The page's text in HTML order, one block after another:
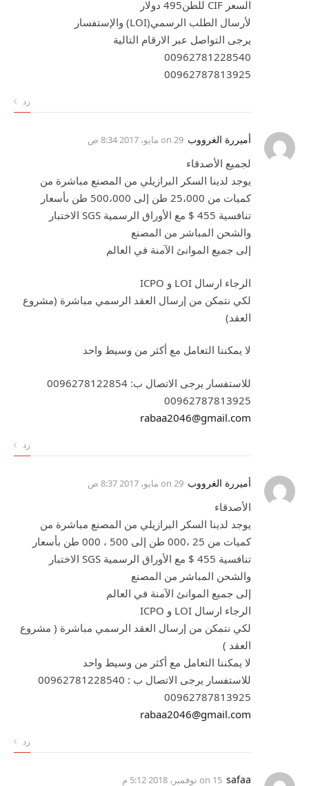
السعر CIF للطن495 دولار
لأرسال الطلب الرسمي(LOI) والإستفسار
يرجى التواصل عبر الارقام التالية
00962781228540
00962787813925
رد
أميررة الغرووب 29 مايو، 2017 8:34 ص
لجميع الأصدقاء
يوجد لدينا السكر البرازيلي من المصنع مباشرة من
كميات من 25،000 طن إلى 500،000 طن بأسعار
تنافسية 455 $ مع الأوراق الرسمية SGS الاختبار
والشحن المباشر من المصنع
إلى جميع الموانئ الآمنة في العالم
الرجاء ارسال LOI و ICPO
لكي نتمكن من إرسال العقد الرسمي مباشرة (مشروع
العقد)
لا يمكننا التعامل مع أكثر من وسيط واحد
للاستفسار يرجى الاتصال ب: 0096278122854
00962787813925
rabaa2046@gmail.com
رد
أميررة الغرووب 29 مايو، 2017 8:37 ص
ﺍﻷﺻﺪﻗﺎﺀ
ﻳﻮﺟﺪ ﻟﺪﻳﻨﺎ ﺍﻟﺴﻜﺮ ﺍﻟﺒﺮﺍﺯﻳﻠﻲ ﻣﻦ ﺍﻟﻤﺼﻨﻊ ﻣﺒﺎﺷﺮﺓ ﻣﻦ
ﻛﻤﻴﺎﺕ ﻣﻦ 25 ،000 ﻃﻦ ﺇﻟﻰ 500 ، 000 ﻃﻦ ﺑﺄﺳﻌﺎﺭ
ﺗﻨﺎﻓﺴﻴﺔ 455 $ ﻣﻊ ﺍﻷﻭﺭﺍﻕ ﺍﻟﺮﺳﻤﻴﺔ SGS ﺍﻻﺧﺘﺒﺎﺭ
ﻭﺍﻟﺸﺤﻦ ﺍﻟﻤﺒﺎﺷﺮ ﻣﻦ ﺍﻟﻤﺼﻨﻊ
ﺇﻟﻰ ﺟﻤﻴﻊ ﺍﻟﻤﻮﺍﻧﺊ ﺍﻵﻣﻨﺔ ﻓﻲ ﺍﻟﻌﺎﻟﻢ
ﺍﻟﺮﺟﺎﺀ ﺍﺭﺳﺎﻝ LOI ﻭ ICPO
ﻟﻜﻲ ﻧﺘﻤﻜﻦ ﻣﻦ ﺇﺭﺳﺎﻝ ﺍﻟﻌﻘﺪ ﺍﻟﺮﺳﻤﻲ ﻣﺒﺎﺷﺮﺓ ‏( ﻣﺸﺮﻭﻉ
ﺍﻟﻌﻘﺪ ‏)
ﻻ ﻳﻤﻜﻨﻨﺎ ﺍﻟﺘﻌﺎﻣﻞ ﻣﻊ ﺃﻛﺜﺮ ﻣﻦ ﻭﺳﻴﻂ ﻭﺍﺣﺪ
ﻟﻼﺳﺘﻔﺴﺎﺭ ﻳﺮﺟﻰ ﺍﻻﺗﺼﺎﻝ ﺏ : 00962781228540
00962787813925
rabaa2046@gmail.com
رد
safaa 15 نوفمبر، 2018 5:12 م